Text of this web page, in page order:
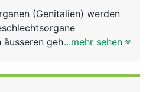
(Genitalien) werden
gehören Penis und
...mehr sehen